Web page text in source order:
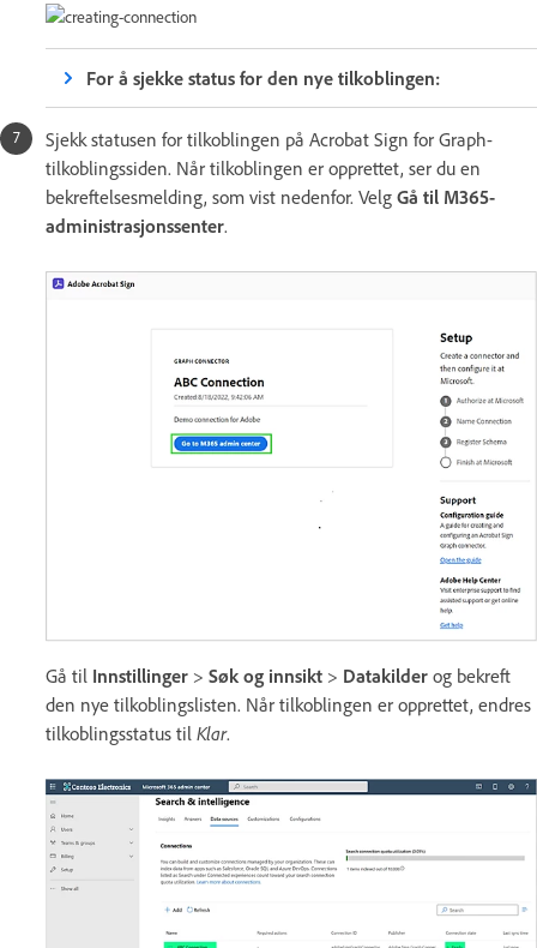
For å sjekke status for den nye tilkoblingen:
Sjekk statusen for tilkoblingen på Acrobat Sign for Graph-
tilkoblingssiden. Når tilkoblingen er opprettet, ser du en
bekreftelsesmelding, som vist nedenfor. Velg Gå til M365-
administrasjonssenter.
Gå til Innstillinger > Søk og innsikt > Datakilder og bekreft
den nye tilkoblingslisten. Når tilkoblingen er opprettet, endres
tilkoblingsstatus til Klar.